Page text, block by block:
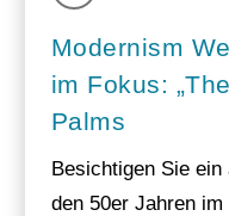
Modernism
im Fokus:
Palms
Besichtigen Sie ein
den 50er Jahren